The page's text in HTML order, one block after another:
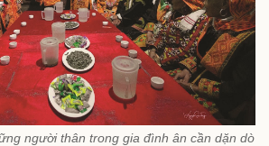
người thân trong gia đình ân cần dặn dò